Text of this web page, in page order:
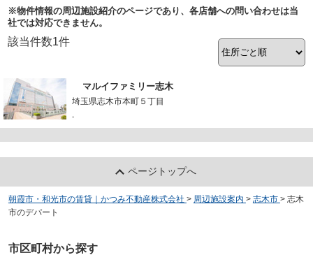
※物件情報の周辺施設紹介のページであり、各店舗への問い合わせは当
社では対応できません。
該当件数1件
マルイファミリー志木
埼玉県志木市本町５丁目
-
ページトップへ
朝霞市・和光市の賃貸｜かつみ不動産株式会社 > 周辺施設案内 > 志木市 > 志木
市のデパート
市区町村から探す